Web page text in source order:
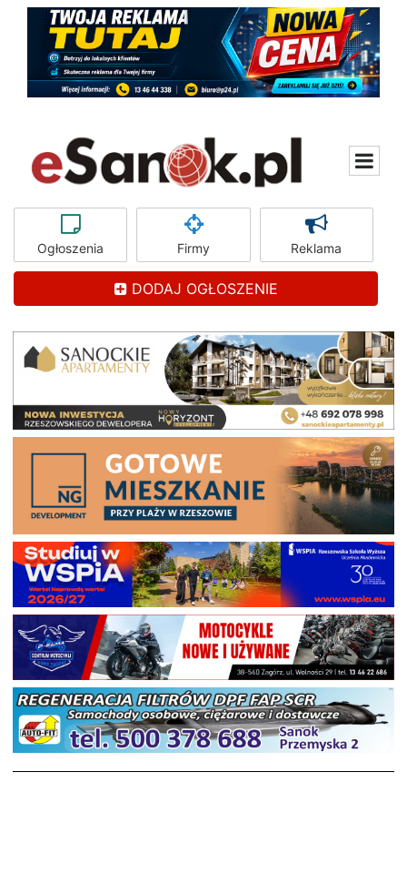
Ogłoszenia Firmy Reklama
DODAJ OGŁOSZENIE